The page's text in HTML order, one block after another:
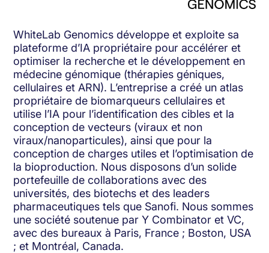
WhiteLab Genomics développe et exploite sa
plateforme d’IA propriétaire pour accélérer et
optimiser la recherche et le développement en
médecine génomique (thérapies géniques,
cellulaires et ARN). L’entreprise a créé un atlas
propriétaire de biomarqueurs cellulaires et
utilise l’IA pour l’identification des cibles et la
conception de vecteurs (viraux et non
viraux/nanoparticules), ainsi que pour la
conception de charges utiles et l’optimisation de
la bioproduction. Nous disposons d’un solide
portefeuille de collaborations avec des
universités, des biotechs et des leaders
pharmaceutiques tels que Sanofi. Nous sommes
une société soutenue par Y Combinator et VC,
avec des bureaux à Paris, France ; Boston, USA
; et Montréal, Canada.